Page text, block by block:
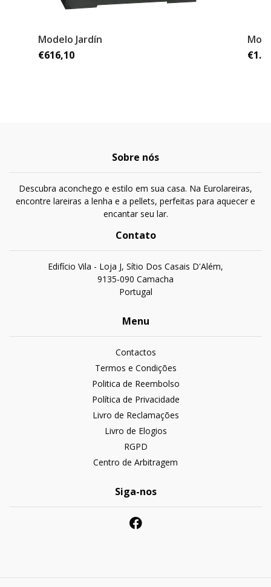
Modelo Jardín
€616,10
Sobre nós
Descubra aconchego e estilo em sua casa. Na Eurolareiras,
encontre lareiras a lenha e a pellets, perfeitas para aquecer e
encantar seu lar.
Contato
Edifício Vila - Loja J, Sítio Dos Casais D'Além,
9135-090 Camacha
Portugal
Menu
Contactos
Termos e Condições
Politica de Reembolso
Política de Privacidade
Livro de Reclamações
Livro de Elogios
RGPD
Centro de Arbitragem
Siga-nos